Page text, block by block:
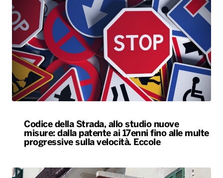
Codice della Strada, allo studio nuove
misure: dalla patente ai 17enni fino alle multe
progressive sulla velocità. Eccole